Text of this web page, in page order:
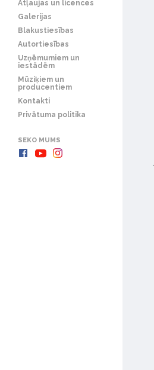
Atļaujas un licences
Galerijas
Blakustiesības
Autortiesības
Uzņēmumiem un
iestādēm
Mūziķiem un
producentiem
Kontakti
Privātuma politika
SEKO MUMS